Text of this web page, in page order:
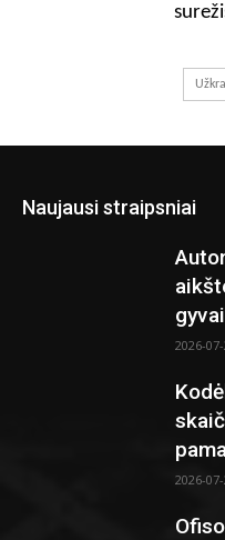
Naujausi straipsniai
2026-
2026-